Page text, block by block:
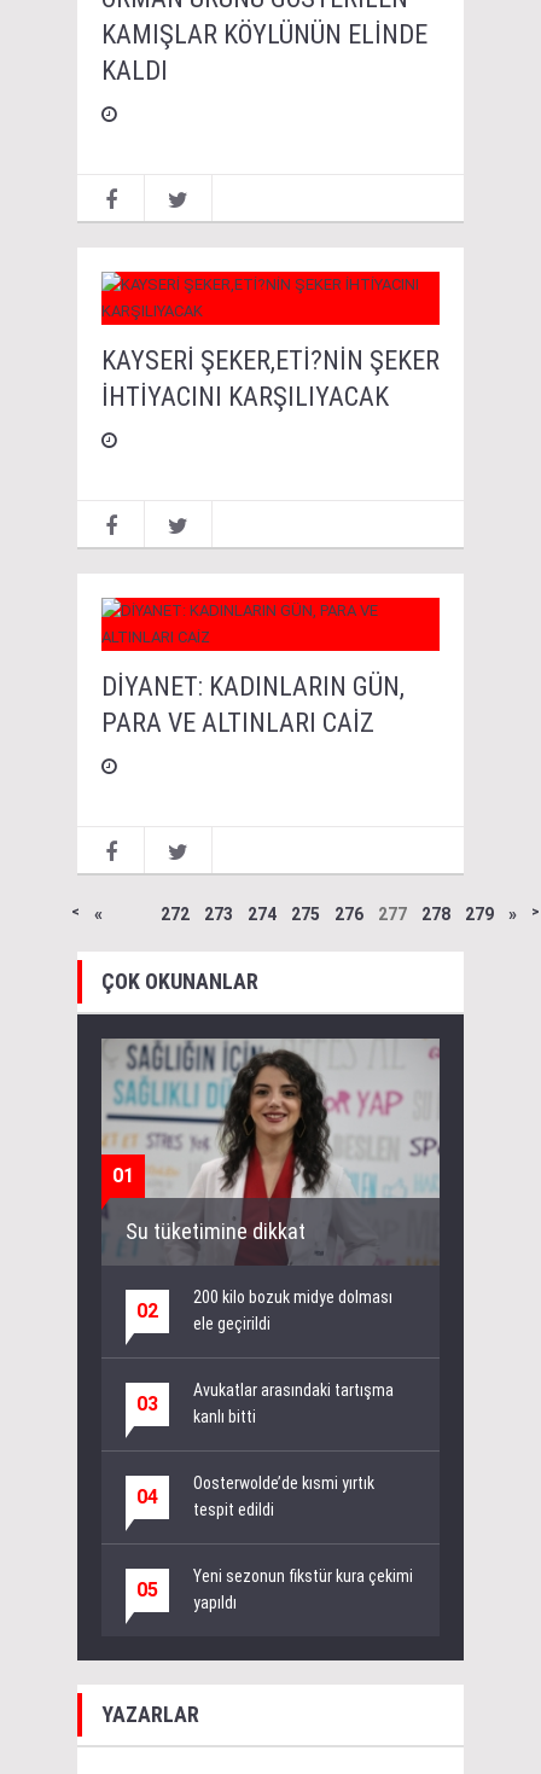
KAMIŞLAR KÖYLÜNÜN ELİNDE
KALDI
KAYSERİ ŞEKER,ETİ?NİN ŞEKER
İHTİYACINI KARŞILIYACAK
DİYANET: KADINLARIN GÜN,
PARA VE ALTINLARI CAİZ
˂ « 272 273 274 275 276 277 278 279 » ˃
ÇOK OKUNANLAR
01
Su tüketimine dikkat
02
200 kilo bozuk midye dolması
ele geçirildi
03
Avukatlar arasındaki tartışma
kanlı bitti
04
Oosterwolde’de kısmi yırtık
tespit edildi
05
Yeni sezonun fikstür kura çekimi
yapıldı
YAZARLAR